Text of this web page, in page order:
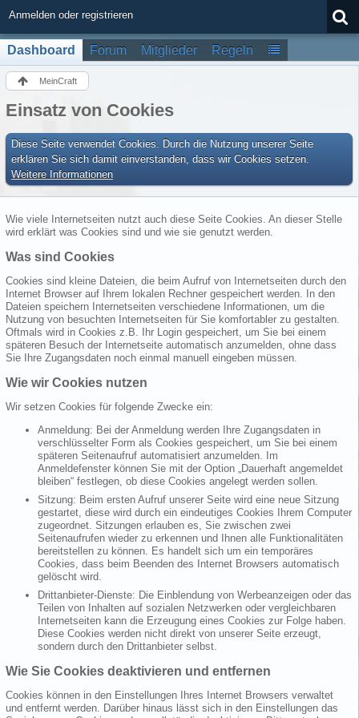
Anmelden oder registrieren
Dashboard Forum Mitglieder Regeln
MeinCraft
Einsatz von Cookies
Diese Seite verwendet Cookies. Durch die Nutzung unserer Seite
erklären Sie sich damit einverstanden, dass wir Cookies setzen.
Weitere Informationen
Wie viele Internetseiten nutzt auch diese Seite Cookies. An dieser Stelle
wird erklärt was Cookies sind und wie sie genutzt werden.
Was sind Cookies
Cookies sind kleine Dateien, die beim Aufruf von Internetseiten durch den
Internet Browser auf Ihrem lokalen Rechner gespeichert werden. In den
Dateien speichern Internetseiten verschiedene Informationen, um die
Nutzung von besuchten Internetseiten für Sie komfortabler zu gestalten.
Oftmals wird in Cookies z.B. Ihr Login gespeichert, um Sie bei einem
späteren Besuch der Internetseite automatisch anzumelden, ohne dass
Sie Ihre Zugangsdaten noch einmal manuell eingeben müssen.
Wie wir Cookies nutzen
Wir setzen Cookies für folgende Zwecke ein:
Anmeldung: Bei der Anmeldung werden Ihre Zugangsdaten in
verschlüsselter Form als Cookies gespeichert, um Sie bei einem
späteren Seitenaufruf automatisiert anzumelden. Im
Anmeldefenster können Sie mit der Option „Dauerhaft angemeldet
bleiben“ festlegen, ob diese Cookies angelegt werden sollen.
Sitzung: Beim ersten Aufruf unserer Seite wird eine neue Sitzung
gestartet, diese wird durch ein eindeutiges Cookies Ihrem Computer
zugeordnet. Sitzungen erlauben es, Sie zwischen zwei
Seitenaufrufen wieder zu erkennen und Ihnen alle Funktionalitäten
bereitstellen zu können. Es handelt sich um ein temporäres
Cookies, dass beim Beenden des Internet Browsers automatisch
gelöscht wird.
Drittanbieter-Dienste: Die Einblendung von Werbeanzeigen oder das
Teilen von Inhalten auf sozialen Netzwerken oder vergleichbaren
Internetseiten kann die Erzeugung eines Cookies zur Folge haben.
Diese Cookies werden nicht direkt von unserer Seite erzeugt,
sondern durch den Drittanbieter selbst.
Wie Sie Cookies deaktivieren und entfernen
Cookies können in den Einstellungen Ihres Internet Browsers verwaltet
und entfernt werden. Darüber hinaus lässt sich in den Einstellungen das